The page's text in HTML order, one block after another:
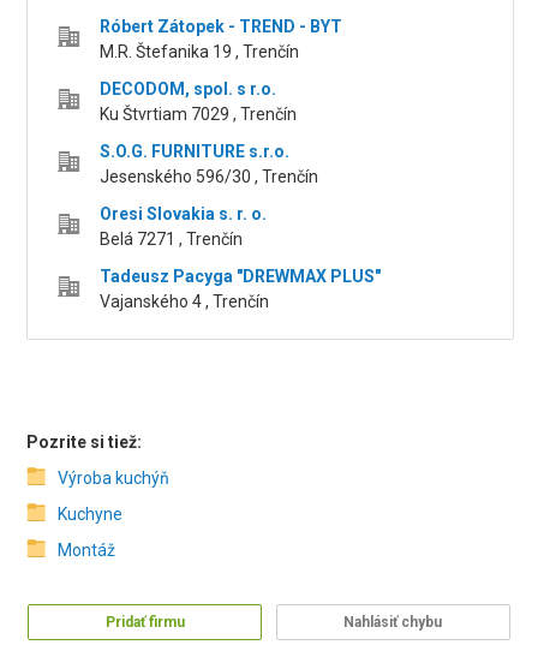
Róbert Zátopek - TREND - BYT
M.R. Štefanika 19 , Trenčín
DECODOM, spol. s r.o.
Ku Štvrtiam 7029 , Trenčín
S.O.G. FURNITURE s.r.o.
Jesenského 596/30 , Trenčín
Oresi Slovakia s. r. o.
Belá 7271 , Trenčín
Tadeusz Pacyga "DREWMAX PLUS"
Vajanského 4 , Trenčín
Pozrite si tiež:
Výroba kuchýň
Kuchyne
Montáž
Pridať firmu Nahlásiť chybu